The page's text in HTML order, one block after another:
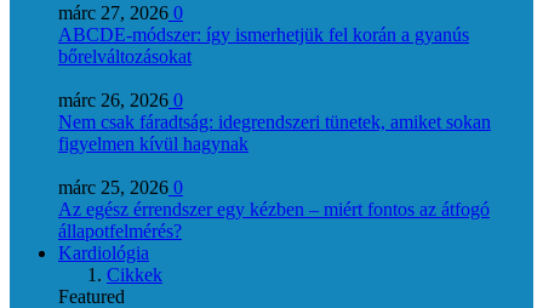
márc 27, 2026 0
ABCDE‑módszer: így ismerhetjük fel korán a gyanús
bőrelváltozásokat
márc 26, 2026 0
Nem csak fáradtság: idegrendszeri tünetek, amiket sokan
figyelmen kívül hagynak
márc 25, 2026 0
Az egész érrendszer egy kézben – miért fontos az átfogó
állapotfelmérés?
Kardiológia
Cikkek
Featured